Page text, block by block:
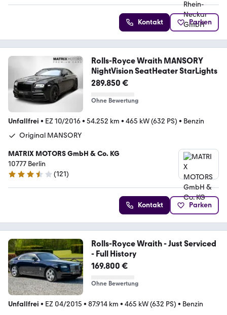
Kontakt Parken
Rolls-Royce Wraith MANSORY
NightVision SeatHeater StarLights
289.850 €
Ohne Bewertung
Unfallfrei • EZ 10/2016• 54.252 km • 465 kW (632 PS) • Benzin
Original MANSORY
MATRIX MOTORS GmbH & Co. KG
10777 Berlin
3.3 Sterne
(121)
Kontakt Parken
Rolls-Royce Wraith - Just Serviced
- Full History
169.800 €
Ohne Bewertung
Unfallfrei • EZ 04/2015 • 87.914 km • 465 kW (632 PS) • Benzin